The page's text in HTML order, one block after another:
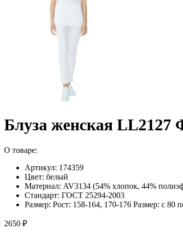
Блуза женская
О товаре:
Артикул: 174359
Цвет: белый
Материал: AV3134 (54% хлопок, 44%
Стандарт: ГОСТ 25294-2003
Размер: Рост: 158-164, 170-176 Размер: с 80
2650 ₽